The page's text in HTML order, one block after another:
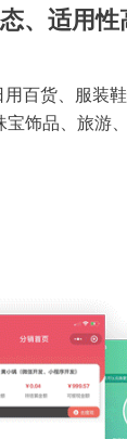
、适用性
百货、服装
饰品、旅游、